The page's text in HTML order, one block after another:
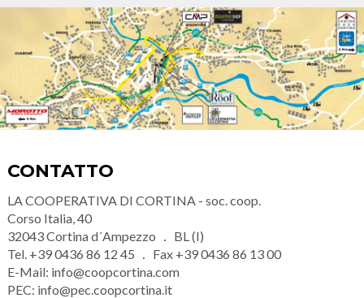
CONTATTO
LA COOPERATIVA DI CORTINA - soc. coop.
Corso Italia, 40
32043Cortina d´Ampezzo
BL (I)
Tel. +39 0436 86 12 45 Fax +39 0436 86 13 00
E-Mail: info@coopcortina.com
PEC: info@pec.coopcortina.it